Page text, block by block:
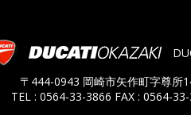
〒444-0943 岡崎市矢作町字尊所
TEL : 0564-33-3866 FAX : 0564-